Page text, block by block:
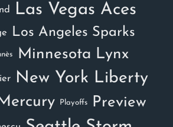
Las Vegas Aces
Los Angeles Sparks
Minnesota Lynx
New York Liberty
Playoffs Preview